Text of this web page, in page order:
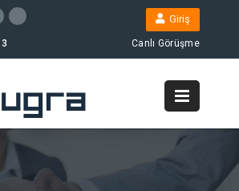
Giriş
Canlı Görüşme